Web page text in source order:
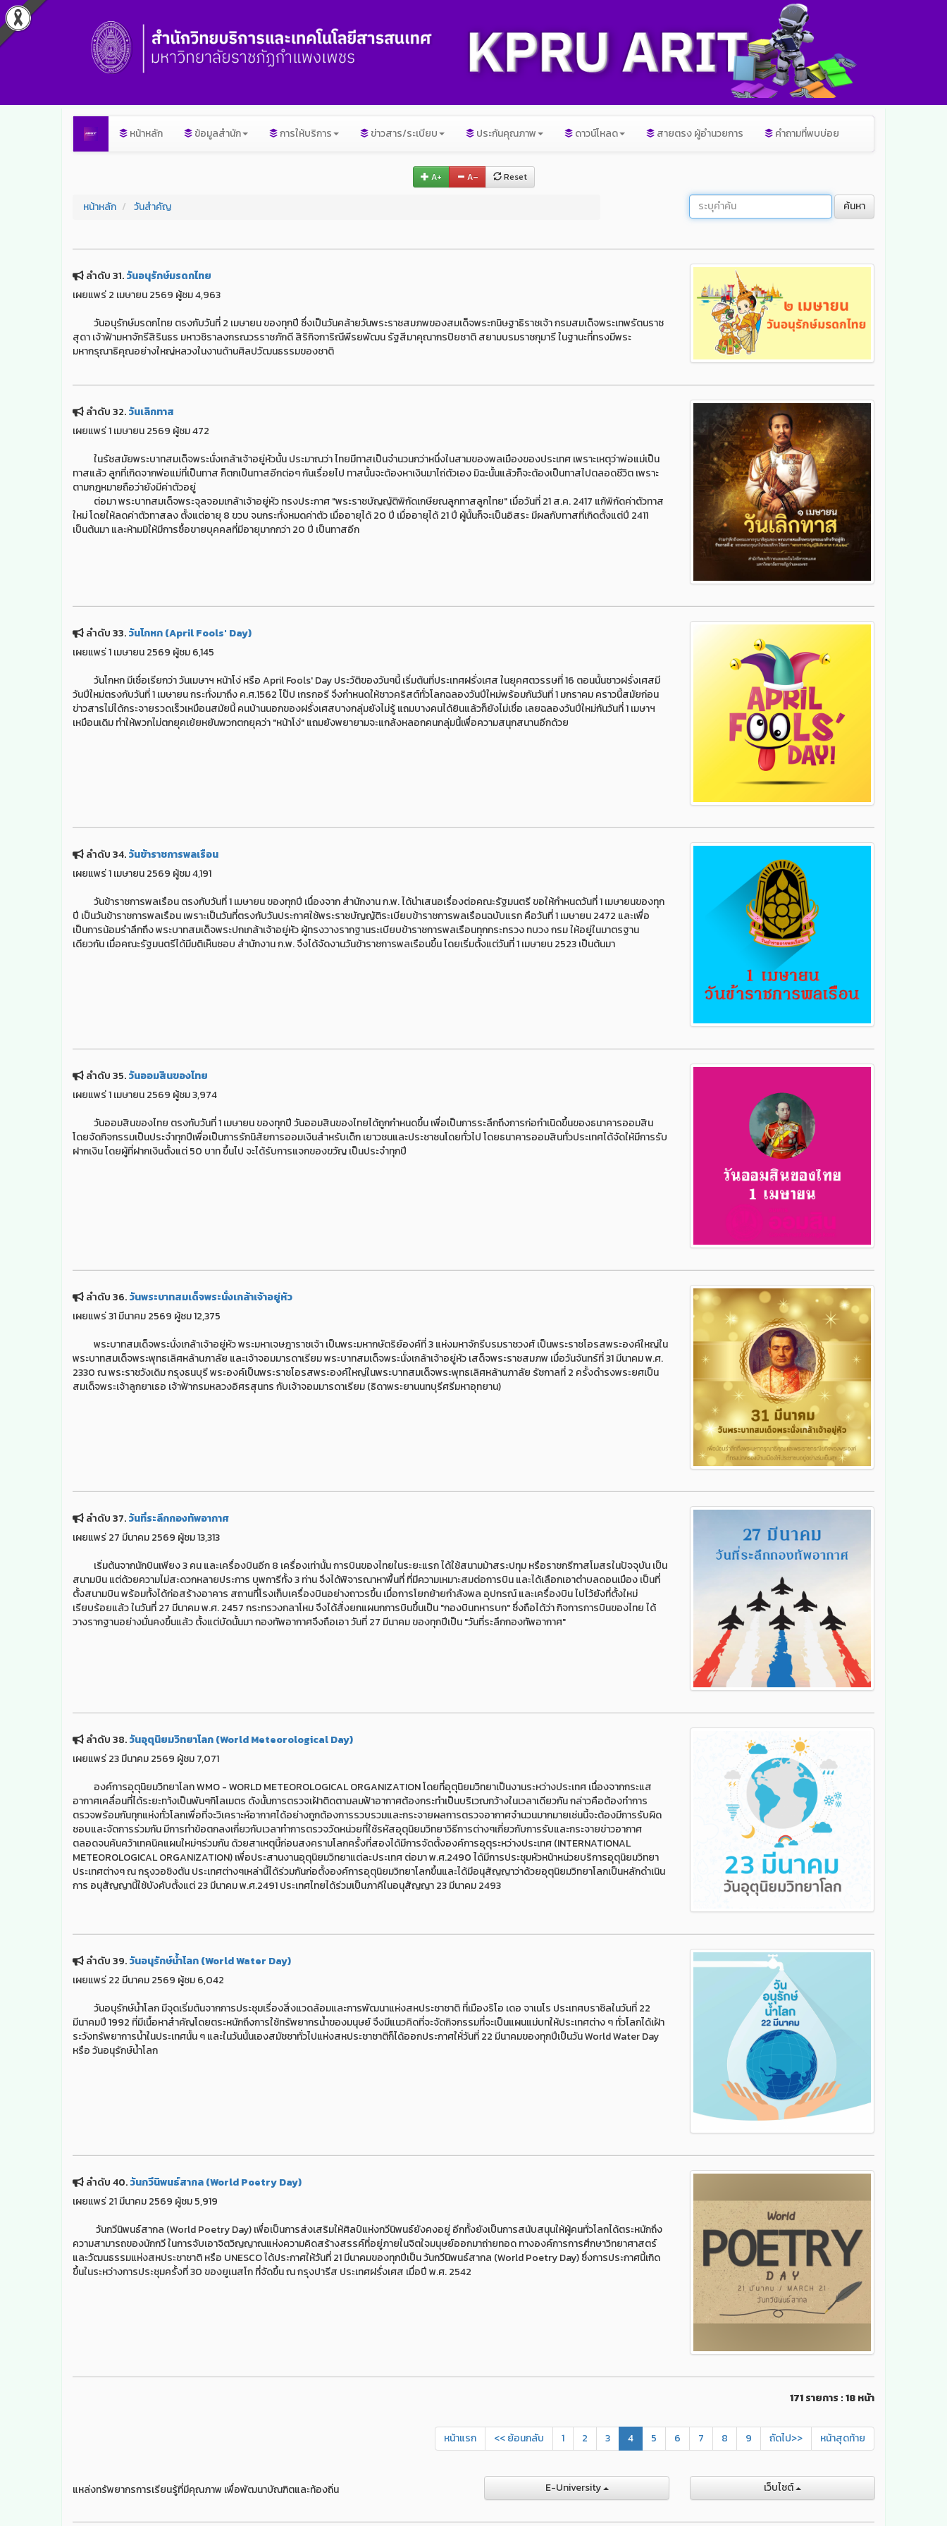
หน้าหลัก ข้อมูลสำนัก การให้บริการ ข่าวสาร/ระเบียบ ประกันคุณภาพ ดาวน์โหลด สายตรง ผู้อำนวยการ คำถามที่พบบ่อย
A+ A– Reset
หน้าหลัก วันสำคัญ ค้นหา
ลำดับ 31.วันอนุรักษ์มรดกไทย
เผยแพร่ 2 เมษายน 2569 ผู้ชม 4,963
วันอนุรักษ์มรดกไทย ตรงกับวันที่ 2 เมษายน ของทุกปี ซึ่งเป็นวันคล้ายวันพระราชสมภพของสมเด็จพระกนิษฐาธิราชเจ้า กรมสมเด็จพระเทพรัตนราช
สุดา เจ้าฟ้ามหาจักรีสิรินธร มหาวชิราลงกรณวรราชภักดี สิริกิจการิณีพีรยพัฒน รัฐสีมาคุณากรปิยชาติ สยามบรมราชกุมารี ในฐานะที่ทรงมีพระ
มหากรุณาธิคุณอย่างใหญ่หลวงในงานด้านศิลปวัฒนธรรมของชาติ
ลำดับ 32.วันเลิกทาส
เผยแพร่ 1 เมษายน 2569 ผู้ชม 472
ในรัชสมัยพระบาทสมเด็จพระนั่งเกล้าเจ้าอยู่หัวนั้น ประมาณว่า ไทยมีทาสเป็นจำนวนกว่าหนึ่งในสามของพลเมืองของประเทศ เพราะเหตุว่าพ่อแม่เป็น
ทาสแล้ว ลูกที่เกิดจากพ่อแม่ที่เป็นทาส ก็ตกเป็นทาสอีกต่อๆ กันเรื่อยไป ทาสนั้นจะต้องหาเงินมาไถ่ตัวเอง มิฉะนั้นแล้วก็จะต้องเป็นทาสไปตลอดชีวิต เพราะ
ตามกฎหมายถือว่ายังมีค่าตัวอยู่
ต่อมา พระบาทสมเด็จพระจุลจอมเกล้าเจ้าอยู่หัว ทรงประกาศ "พระราชบัญญัติพิกัดเกษียณลูกทาสลูกไทย" เมื่อวันที่ 21 ส.ค. 2417 แก้พิกัดค่าตัวทาส
ใหม่ โดยให้ลดค่าตัวทาสลง ตั้งแต่อายุ 8 ขวบ จนกระทั่งหมดค่าตัว เมื่ออายุได้ 20 ปี เมื่ออายุได้ 21 ปี ผู้นั้นก็จะเป็นอิสระ มีผลกับทาสที่เกิดตั้งแต่ปี 2411
เป็นต้นมา และห้ามมิให้มีการซื้อขายบุคคลที่มีอายุมากกว่า 20 ปี เป็นทาสอีก
ลำดับ 33.วันโกหก (April Fools' Day)
เผยแพร่ 1 เมษายน 2569 ผู้ชม 6,145
วันโกหก มีเชื่อเรียกว่า วันเมษาฯ หน้าโง่ หรือ April Fools' Day ประวัติของวันๆนี้ เริ่มต้นที่ประเทศฝรั่งเศส ในยุคศตวรรษที่ 16 ตอนนั้นชาวฝรั่งเศสมี
วันปีใหม่ตรงกับวันที่ 1 เมษายน กระทั่งมาถึง ค.ศ.1562 โป๊ป เกรกอรี จึงกำหนดให้ชาวคริสต์ทั่วโลกฉลองวันปีใหม่พร้อมกันวันที่ 1 มกราคม คราวนี้สมัยก่อน
ข่าวสารไม่ได้กระจายรวดเร็วเหมือนสมัยนี้ คนบ้านนอกของฝรั่งเศสบางกลุ่มยังไม่รู้ แถมบางคนได้ยินแล้วก็ยังไม่เชื่อ เลยฉลองวันปีใหม่กันวันที่ 1 เมษาฯ
เหมือนเดิม ทำให้พวกไม่ตกยุคเย้ยหยันพวกตกยุคว่า "หน้าโง่" แถมยังพยายามจะแกล้งหลอกคนกลุ่มนี้เพื่อความสนุกสนานอีกด้วย
ลำดับ 34.วันข้าราชการพลเรือน
เผยแพร่ 1 เมษายน 2569 ผู้ชม 4,191
วันข้าราชการพลเรือน ตรงกับวันที่ 1 เมษายน ของทุกปี เนื่องจาก สำนักงาน ก.พ. ได้นำเสนอเรื่องต่อคณะรัฐมนตรี ขอให้กำหนดวันที่ 1 เมษายนของทุก
ปี เป็นวันข้าราชการพลเรือน เพราะเป็นวันที่ตรงกับวันประกาศใช้พระราชบัญญัติระเบียบข้าราชการพลเรือนฉบับแรก คือวันที่ 1 เมษายน 2472 และเพื่อ
เป็นการน้อมรำลึกถึง พระบาทสมเด็จพระปกเกล้าเจ้าอยู่หัว ผู้ทรงวางรากฐานระเบียบข้าราชการพลเรือนทุกกระทรวง ทบวง กรม ให้อยู่ในมาตรฐาน
เดียวกัน เมื่อคณะรัฐมนตรีได้มีมติเห็นชอบ สำนักงาน ก.พ. จึงได้จัดงานวันข้าราชการพลเรือนขึ้น โดยเริ่มตั้งแต่วันที่ 1 เมษายน 2523 เป็นต้นมา
ลำดับ 35.วันออมสินของไทย
เผยแพร่ 1 เมษายน 2569 ผู้ชม 3,974
วันออมสินของไทย ตรงกับวันที่ 1 เมษายน ของทุกปี วันออมสินของไทยได้ถูกกำหนดขึ้น เพื่อเป็นการระลึกถึงการก่อกำเนิดขึ้นของธนาคารออมสิน
โดยจัดกิจกรรมเป็นประจำทุกปีเพื่อเป็นการรักนิสัยการออมเงินสำหรับเด็ก เยาวชนและประชาชนโดยทั่วไป โดยธนาคารออมสินทั่วประเทศได้จัดให้มีการรับ
ฝากเงิน โดยผู้ที่ฝากเงินตั้งแต่ 50 บาท ขึ้นไป จะได้รับการแจกของขวัญ เป็นประจำทุกปี
ลำดับ 36.วันพระบาทสมเด็จพระนั่งเกล้าเจ้าอยู่หัว
เผยแพร่ 31 มีนาคม 2569 ผู้ชม 12,375
พระบาทสมเด็จพระนั่งเกล้าเจ้าอยู่หัว พระมหาเจษฎาราชเจ้า เป็นพระมหากษัตริย์องค์ที่ 3 แห่งมหาจักรีบรมราชวงศ์ เป็นพระราชโอรสพระองค์ใหญ่ใน
พระบาทสมเด็จพระพุทธเลิศหล้านภาลัย และเจ้าจอมมารดาเรียม พระบาทสมเด็จพระนั่งเกล้าเจ้าอยู่หัว เสด็จพระราชสมภพ เมื่อวันจันทร์ที่ 31 มีนาคม พ.ศ.
2330 ณ พระราชวังเดิม กรุงธนบุรี พระองค์เป็นพระราชโอรสพระองค์ใหญ่ในพระบาทสมเด็จพระพุทธเลิศหล้านภาลัย รัชกาลที่ 2 ครั้งดำรงพระยศเป็น
สมเด็จพระเจ้าลูกยาเธอ เจ้าฟ้ากรมหลวงอิศรสุนทร กับเจ้าจอมมารดาเรียม (ธิดาพระยานนทบุรีศรีมหาอุทยาน)
ลำดับ 37.วันที่ระลึกกองทัพอากาศ
เผยแพร่ 27 มีนาคม 2569 ผู้ชม 13,313
เริ่มต้นจากนักบินเพียง 3 คน และเครื่องบินอีก 8 เครื่องเท่านั้น การบินของไทยในระยะแรก ได้ใช้สนามม้าสระปทุม หรือราชกรีฑาสโมสรในปัจจุบัน เป็น
สนามบิน แต่ด้วยความไม่สะดวกหลายประการ บุพการีทั้ง 3 ท่าน จึงได้พิจารณาหาพื้นที่ ที่มีความเหมาะสมต่อการบิน และได้เลือกเอาตำบลดอนเมือง เป็นที่
ตั้งสนามบิน พร้อมทั้งได้ก่อสร้างอาคาร สถานที่โรงเก็บเครื่องบินอย่างถาวรขึ้น เมื่อการโยกย้ายกำลังพล อุปกรณ์ และเครื่องบิน ไปไว้ยังที่ตั้งใหม่
เรียบร้อยแล้ว ในวันที่ 27 มีนาคม พ.ศ. 2457 กระทรวงกลาโหม จึงได้สั่งยกแผนกการบินขึ้นเป็น "กองบินทหารบก" ซึ่งถือได้ว่า กิจการการบินของไทย ได้
วางรากฐานอย่างมั่นคงขึ้นแล้ว ตั้งแต่บัดนั้นมา กองทัพอากาศจึงถือเอา วันที่ 27 มีนาคม ของทุกปีเป็น "วันที่ระลึกกองทัพอากาศ"
ลำดับ 38.วันอุตุนิยมวิทยาโลก (World Meteorological Day)
เผยแพร่ 23 มีนาคม 2569 ผู้ชม 7,071
องค์การอุตุนิยมวิทยาโลก WMO - WORLD METEOROLOGICAL ORGANIZATION โดยที่อุตุนิยมวิทยาเป็นงานระหว่างประเทศ เนื่องจากกระแส
อากาศเคลื่อนที่ได้ระยะทา้งเป็นพันๆกิโลเมตร ดังนั้นการตรวจเฝ้าติดตามลมฟ้าอากาศต้องกระทำเป็นบริเวณกว้างในเวลาเดียวกัน กล่าวคือต้องทำการ
ตรวจพร้อมกันทุกแห่งทั่วโลกเพื่อที่จะวิเคราะห์อากาศได้อย่างถูกต้องการรวบรวมและกระจายผลการตรวจอากาศจำนวนมากมายเช่นนี้จะต้องมีการรับผิด
ชอบและจัดการร่วมกัน มีการทำข้อตกลงเกี่ยวกับเวลาทำการตรวจวัดหน่วยที่ใช้รหัสอุตุนิยมวิทยาวิธีการต่างๆเกี่ยวกับการรับและกระจายข่าวอากาศ
ตลอดจนค้นคว้าเทคนิคแผนใหม่ๆร่วมกัน ด้วยสาเหตุนี้ก่อนสงครามโลกครั้งที่สองได้มีการจัดตั้งองค์การอุตุระหว่างประเทศ (INTERNATIONAL
METEOROLOGICAL ORGANIZATION) เพื่อประสานงานอุตุนิยมวิทยาแต่ละประเทศ ต่อมา พ.ศ.2490 ได้มีการประชุมหัวหน้าหน่วยบริการอุตุนิยมวิทยา
ประเทศต่างๆ ณ กรุงวอชิงตัน ประเทศต่างๆเหล่านี้ได้ร่วมกันก่อตั้งองค์การอุตุนิยมวิทยาโลกขึ้นและได้มีอนุสัญญาว่าด้วยอุตุนิยมวิทยาโลกเป็นหลักดำเนิน
การ อนุสัญญานี้ใช้บังคับตั้งแต่ 23 มีนาคม พ.ศ.2491 ประเทศไทยได้ร่วมเป็นภาคีในอนุสัญญา 23 มีนาคม 2493
ลำดับ 39.วันอนุรักษ์น้ำโลก (World Water Day)
เผยแพร่ 22 มีนาคม 2569 ผู้ชม 6,042
วันอนุรักษ์น้ำโลก มีจุดเริ่มต้นจากการประชุมเรื่องสิ่งแวดล้อมและการพัฒนาแห่งสหประชาชาติ ที่เมืองริโอ เดอ จาเนโร ประเทศบราซิลในวันที่ 22
มีนาคมปี 1992 ที่มีเนื้อหาสำคัญโดยตระหนักถึงการใช้ทรัพยากรน้ำของมนุษย์ จึงมีแนวคิดที่จะจัดกิจกรรมที่จะเป็นแผนแม่บทให้ประเทศต่าง ๆ ทั่วโลกได้เฝ้า
ระวังทรัพยาการน้ำในประเทศนั้น ๆ และในวันนั้นเองสมัชชาทั่วไปแห่งสหประชาชาติก็ได้ออกประกาศให้่วันที่ 22 มีนาคมของทุกปีเป็นวัน World Water Day
หรือ วันอนุรักษ์น้ำโลก
ลำดับ 40.วันกวีนิพนธ์สากล (World Poetry Day)
เผยแพร่ 21 มีนาคม 2569 ผู้ชม 5,919
วันกวีนิพนธ์สากล (World Poetry Day) เพื่อเป็นการส่งเสริมให้ศิลป์แห่งกวีนิพนธ์ยังคงอยู่ อีกทั้งยังเป็นการสนับสนุนให้ผู้คนทั่วโลกได้ตระหนักถึง
ความสามารถของนักกวี ในการจับเอาจิตวิญญาณแห่งความคิดสร้างสรรค์ที่อยู่ภายในจิตใจมนุษย์ออกมาถ่ายทอด ทางองค์การการศึกษาวิทยาศาสตร์
และวัฒนธรรมแห่งสหประชาชาติ หรือ UNESCO ได้ประกาศให้วันที่ 21 มีนาคมของทุกปีเป็น วันกวีนิพนธ์สากล (World Poetry Day) ซึ่งการประกาศนี้เกิด
ขึ้นในระหว่างการประชุมครั้งที่ 30 ของยูเนสโก ที่จัดขึ้น ณ กรุงปารีส ประเทศฝรั่งเศส เมื่อปี พ.ศ. 2542
171 รายการ : 18 หน้า
หน้าแรก << ย้อนกลับ 1 2 3 4 5 6 7 8 9 ถัดไป>> หน้าสุดท้าย
แหล่งทรัพยากรการเรียนรู้ที่มีคุณภาพ เพื่อพัฒนาบัณฑิตและท้องถิ่น E-University เว็บไชต์